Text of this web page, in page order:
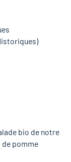
bio de notre
pomme